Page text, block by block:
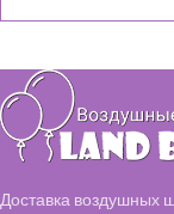
Доставка воздушных